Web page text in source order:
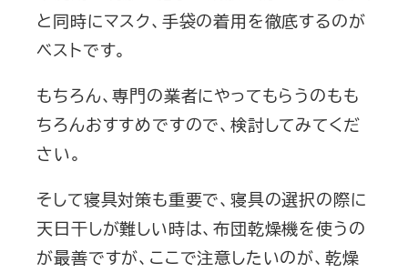
と同時にマスク、手袋の着用を徹底するのが
ベストです。
もちろん、専門の業者にやってもらうのもも
ちろんおすすめですので、検討してみてくだ
さい。
そして寝具対策も重要で、寝具の選択の際に
天日干しが難しい時は、布団乾燥機を使うの
が最善ですが、ここで注意したいのが、乾燥